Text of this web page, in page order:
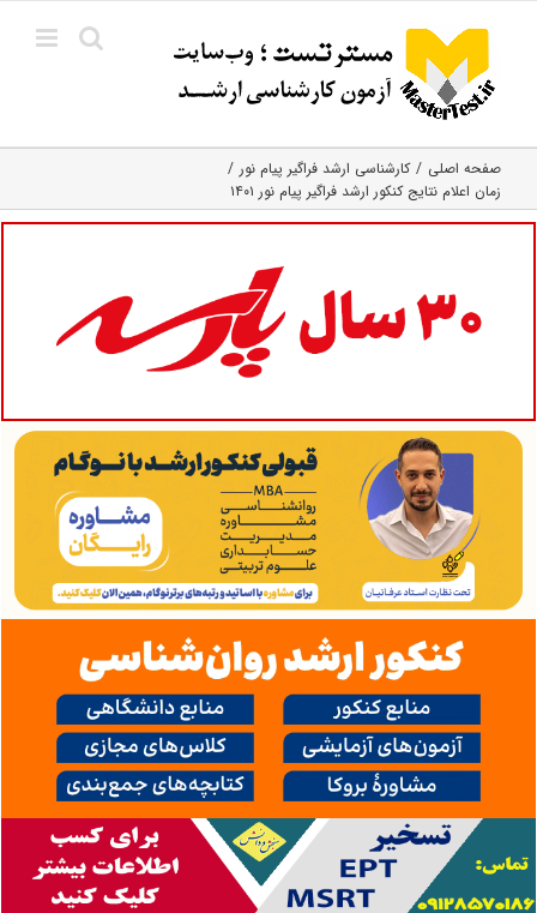
content
صفحه اصلی
کارشناسی ارشد فراگیر پیام نور
زمان اعلام نتایج کنکور ارشد فراگیر پیام نور ۱۴۰۱